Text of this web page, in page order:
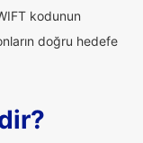
kodunun
doğru hedefe